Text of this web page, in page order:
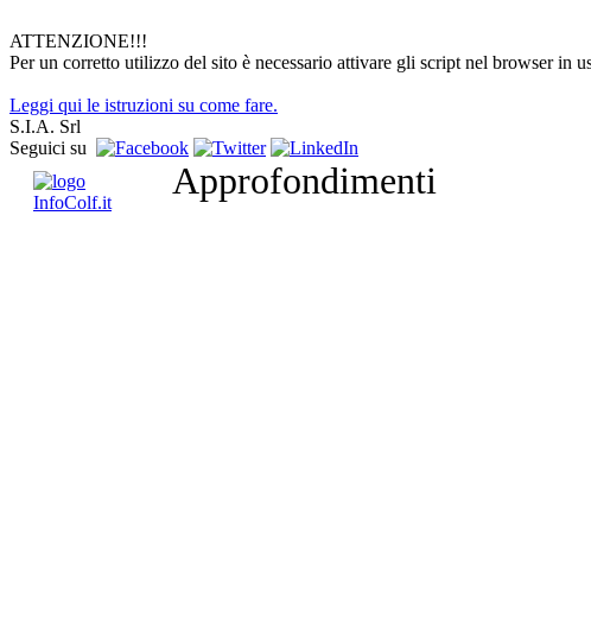
ATTENZIONE!!!
Per un corretto utilizzo del sito è necessario attivare gli script nel browser in
Leggi qui le istruzioni su come fare.
S.I.A. Srl
Seguici su
Approfondimenti